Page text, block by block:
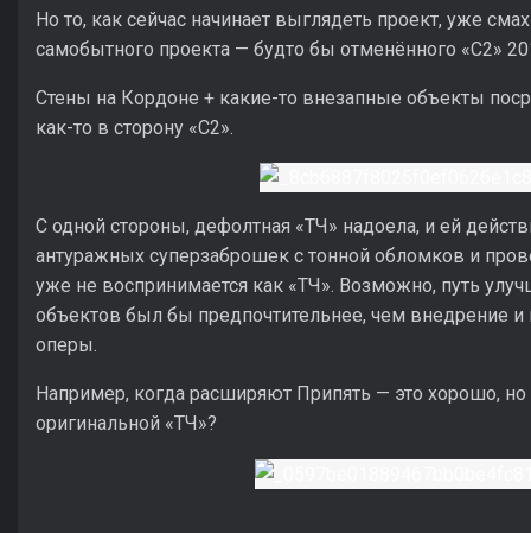
Но то, как сейчас начинает выглядеть проект, уже
самобытного проекта — будто бы отменённого «С2»
Стены на Кордоне + какие-то внезапные объекты
как-то в сторону «С2».
С одной стороны, дефолтная «ТЧ» надоела, и ей
антуражных суперзаброшек с тонной обломков и
уже не воспринимается как «ТЧ». Возможно, путь
объектов был бы предпочтительнее, чем внедрение и
оперы.
Например, когда расширяют Припять — это хорошо,
оригинальной «ТЧ»?